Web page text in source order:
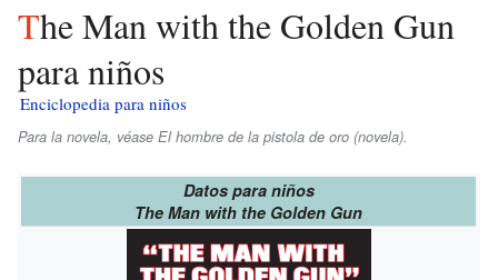
The Man with the Golden Gun
para niños
Enciclopedia para niños
Para la novela, véase El hombre de la pistola de oro (novela).
Datos para niños
The Man with the Golden Gun